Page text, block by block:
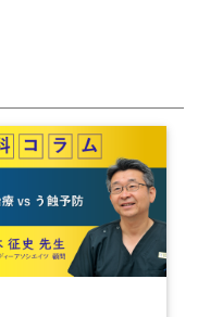
流れになりま
ていると思いま
歯科医院を創り
れば、安心し